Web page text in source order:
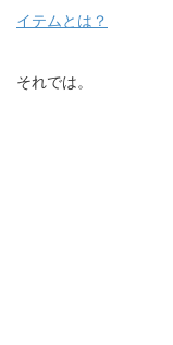
イテムとは？
それでは。